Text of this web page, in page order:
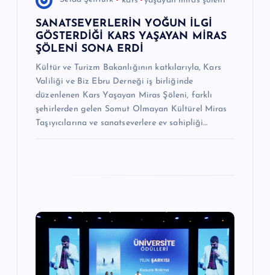
SANATSEVERLERİN YOĞUN İLGİ
GÖSTERDİĞİ KARS YAŞAYAN MİRAS
ŞÖLENİ SONA ERDİ
Kültür ve Turizm Bakanlığının katkılarıyla, Kars
Valiliği ve Biz Ebru Derneği iş birliğinde
düzenlenen Kars Yaşayan Miras Şöleni, farklı
şehirlerden gelen Somut Olmayan Kültürel Miras
Taşıyıcılarına ve sanatseverlere ev sahipliği…